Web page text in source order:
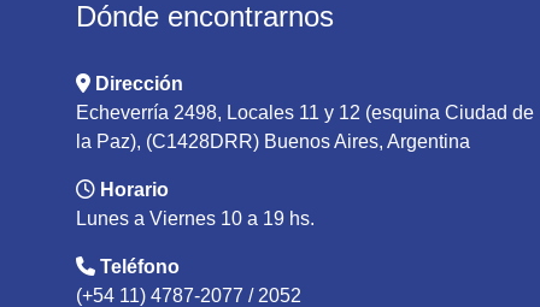
Dónde encontrarnos
Dirección
Echeverría 2498, Locales 11 y 12 (esquina Ciudad de
la Paz), (C1428DRR) Buenos Aires, Argentina
Horario
Lunes a Viernes 10 a 19 hs.
Teléfono
(+54 11) 4787-2077 / 2052